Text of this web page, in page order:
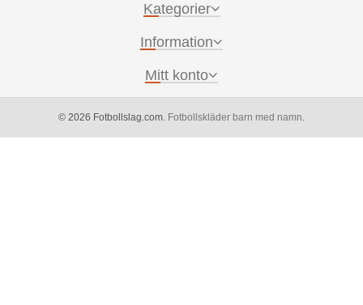
Kategorier
Information
Mitt konto
© 2026 Fotbollslag.com. Fotbollskläder barn med namn.